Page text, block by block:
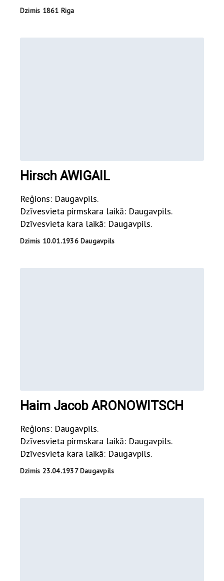
Dzimis 1861 Riga
Hirsch AWIGAIL
Reģions: Daugavpils.
Dzīvesvieta pirmskara laikā: Daugavpils.
Dzīvesvieta kara laikā: Daugavpils.
Dzimis 10.01.1936 Daugavpils
Haim Jacob ARONOWITSCH
Reģions: Daugavpils.
Dzīvesvieta pirmskara laikā: Daugavpils.
Dzīvesvieta kara laikā: Daugavpils.
Dzimis 23.04.1937 Daugavpils